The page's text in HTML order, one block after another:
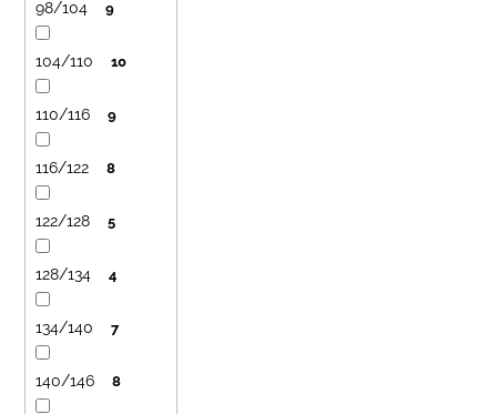
98/104 9
104/110 10
110/116 9
116/122 8
122/128 5
128/134 4
134/140 7
140/146 8
m
BAMBUSOVÉ
TRIKO
NÁMOŘNICKÉ
PRUHY
MODRÉ
Kč